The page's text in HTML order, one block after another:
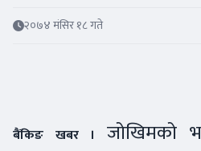
२०७४ मंसिर १८ गते
बैंकिङ खबर । जोखिमको